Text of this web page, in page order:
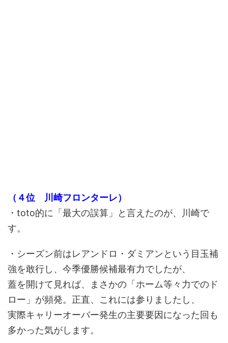
（４位 川崎フロンターレ）
・toto的に「最大の誤算」と言えたのが、川崎で
す。
・シーズン前はレアンドロ・ダミアンという目玉補
強を敢行し、今季優勝候補最有力でしたが、
蓋を開けて見れば、まさかの「ホーム等々力でのド
ロー」が頻発。正直、これには参りましたし、
実際キャリーオーバー発生の主要要因になった回も
多かった気がします。